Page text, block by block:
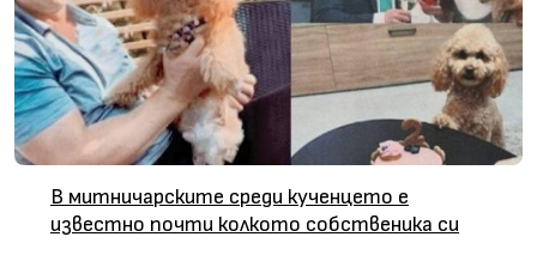
В митничарските среди кученцето е
известно почти колкото собственика си